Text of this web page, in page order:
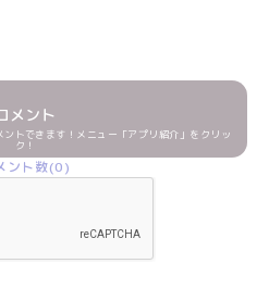
メント
トできます！メニュー「アプリ紹介」をクリッ
ク！
ント数(0)